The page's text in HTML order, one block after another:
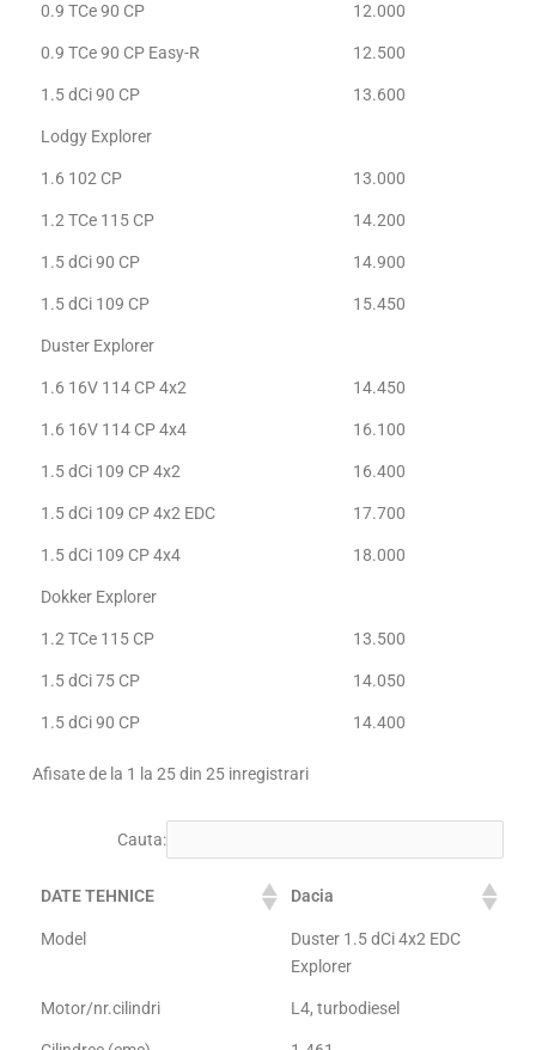
0.9 TCe 90 CP 12.000
0.9 TCe 90 CP Easy-R 12.500
1.5 dCi 90 CP 13.600
Lodgy Explorer
1.6 102 CP 13.000
1.2 TCe 115 CP 14.200
1.5 dCi 90 CP 14.900
1.5 dCi 109 CP 15.450
Duster Explorer
1.6 16V 114 CP 4x2 14.450
1.6 16V 114 CP 4x4 16.100
1.5 dCi 109 CP 4x2 16.400
1.5 dCi 109 CP 4x2 EDC 17.700
1.5 dCi 109 CP 4x4 18.000
Dokker Explorer
1.2 TCe 115 CP 13.500
1.5 dCi 75 CP 14.050
1.5 dCi 90 CP 14.400
Afisate de la 1 la 25 din 25 inregistrari
Cauta:
DATE TEHNICE Dacia
Model
Duster 1.5 dCi 4x2 EDC
Explorer
Motor/nr.cilindri L4, turbodiesel